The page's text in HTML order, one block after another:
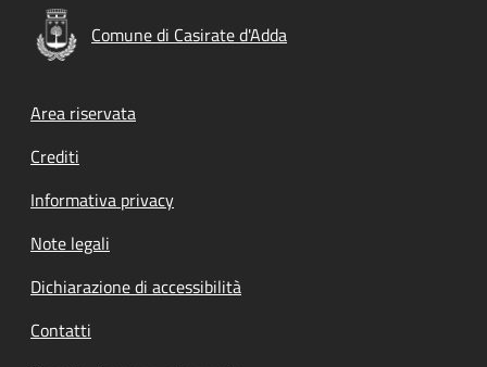
Comune di Casirate d'Adda
Footer menu
Area riservata
Crediti
Informativa privacy
Note legali
Dichiarazione di accessibilità
Contatti